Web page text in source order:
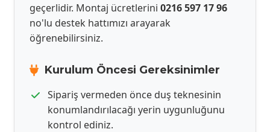
geçerlidir. Montaj ücretlerini 0216 597 17 96
no'lu destek hattımızı arayarak
öğrenebilirsiniz.
Kurulum Öncesi Gereksinimler
Sipariş vermeden önce duş teknesinin
konumlandırılacağı yerin uygunluğunu
kontrol ediniz.